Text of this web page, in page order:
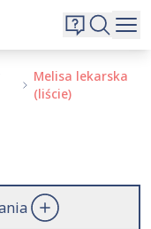
Melisa lekarska
(liście)
zapytania.